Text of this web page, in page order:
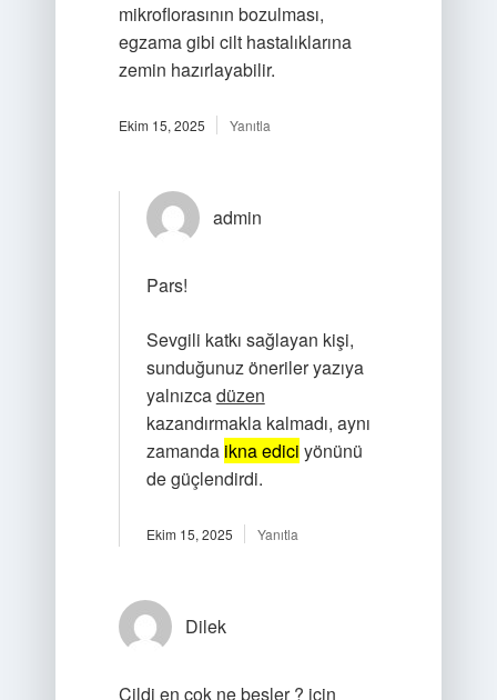
mikroflorasının bozulması,
egzama gibi cilt hastalıklarına
zemin hazırlayabilir.
Ekim 15, 2025 Yanıtla
admin
Pars!
Sevgili katkı sağlayan kişi,
sunduğunuz öneriler yazıya
yalnızcadüzen
kazandırmakla kalmadı, aynı
zamanda ikna edici yönünü
de güçlendirdi.
Ekim 15, 2025 Yanıtla
Dilek
Cildi en çok ne besler ? için